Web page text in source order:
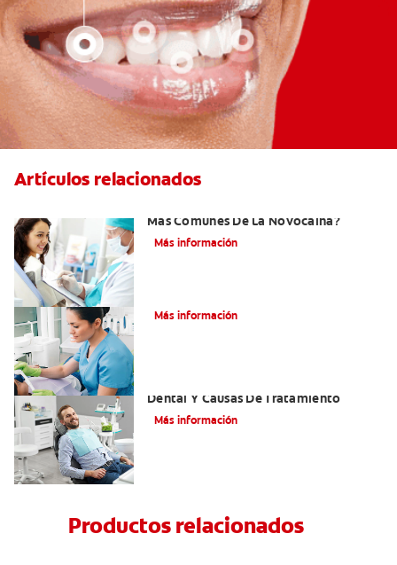
Artículos relacionados
Más Comunes De La Novocaína?
Más información
Más información
Dental Y Causas De Tratamiento
Más información
Productos relacionados